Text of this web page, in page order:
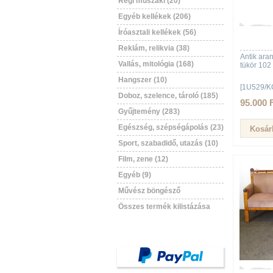
Egyéb kellékek (206)
Íróasztali kellékek (56)
Reklám, relikvia (38)
Vallás, mitológia (168)
Hangszer (10)
Doboz, szelence, tároló (185)
Gyűjtemény (283)
Egészség, szépségápolás (23)
Sport, szabadidő, utazás (10)
Film, zene (12)
Egyéb (9)
Művész böngésző
Összes termék kilistázása
Antik
tükör 102
[1U529/
95.000